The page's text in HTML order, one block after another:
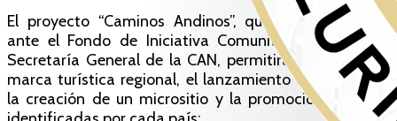
El proyecto “Caminos Andinos”, que fue presentado
ante el Fondo de Iniciativa Comunitaria (FIC) de la
Secretaría General de la CAN, permitirá financiar una
marca turística regional, el lanzamiento del producto,
la creación de un micrositio y la promoción de rutas